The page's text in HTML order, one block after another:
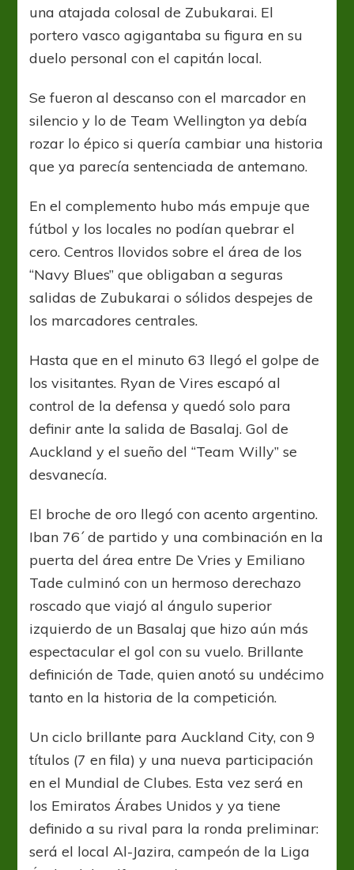
una atajada colosal de Zubukarai. El
portero vasco agigantaba su figura en su
duelo personal con el capitán local.
Se fueron al descanso con el marcador en
silencio y lo de Team Wellington ya debía
rozar lo épico si quería cambiar una historia
que ya parecía sentenciada de antemano.
En el complemento hubo más empuje que
fútbol y los locales no podían quebrar el
cero. Centros llovidos sobre el área de los
“Navy Blues” que obligaban a seguras
salidas de Zubukarai o sólidos despejes de
los marcadores centrales.
Hasta que en el minuto 63 llegó el golpe de
los visitantes. Ryan de Vires escapó al
control de la defensa y quedó solo para
definir ante la salida de Basalaj. Gol de
Auckland y el sueño del “Team Willy” se
desvanecía.
El broche de oro llegó con acento argentino.
Iban 76´ de partido y una combinación en la
puerta del área entre De Vries y Emiliano
Tade culminó con un hermoso derechazo
roscado que viajó al ángulo superior
izquierdo de un Basalaj que hizo aún más
espectacular el gol con su vuelo. Brillante
definición de Tade, quien anotó su undécimo
tanto en la historia de la competición.
Un ciclo brillante para Auckland City, con 9
títulos (7 en fila) y una nueva participación
en el Mundial de Clubes. Esta vez será en
los Emiratos Árabes Unidos y ya tiene
definido a su rival para la ronda preliminar:
será el local Al-Jazira, campeón de la Liga